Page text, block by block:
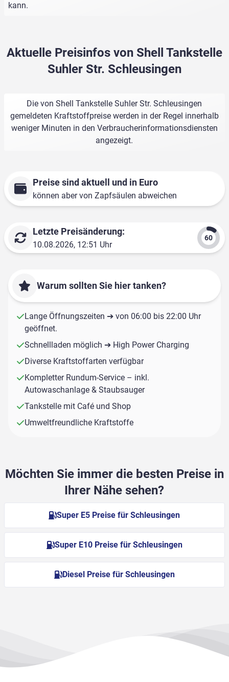
kann.
Aktuelle Preisinfos von Shell Tankstelle
Suhler Str. Schleusingen
Die von Shell Tankstelle Suhler Str. Schleusingen
gemeldeten Kraftstoffpreise werden in der Regel innerhalb
weniger Minuten in den Verbraucherinformationsdiensten
angezeigt.
Preise sind aktuell und in Euro
können aber von Zapfsäulen abweichen
Letzte Preisänderung:
10.08.2026, 12:51 Uhr
Warum sollten Sie hier tanken?
Lange Öffnungszeiten ➔ von 06:00 bis 22:00 Uhr
geöffnet.
Schnellladen möglich ➔ High Power Charging
Diverse Kraftstoffarten verfügbar
Kompletter Rundum-Service – inkl.
Autowaschanlage & Staubsauger
Tankstelle mit Café und Shop
Umweltfreundliche Kraftstoffe
Möchten Sie immer die besten Preise in
Ihrer Nähe sehen?
Super E5 Preise für Schleusingen
Super E10 Preise für Schleusingen
Diesel Preise für Schleusingen